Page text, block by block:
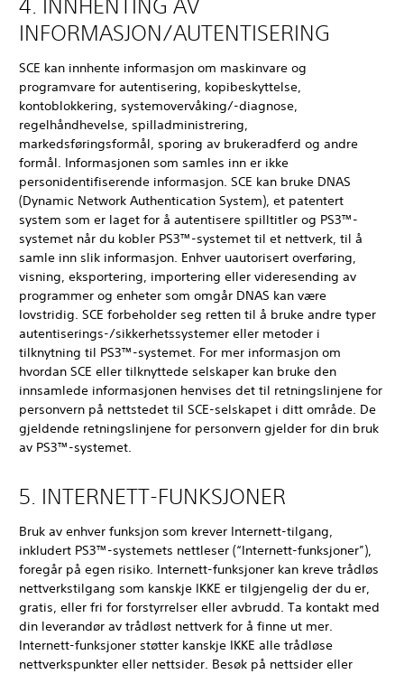
4. INNHENTING AV
INFORMASJON/AUTENTISERING
SCE kan innhente informasjon om maskinvare og
programvare for autentisering, kopibeskyttelse,
kontoblokkering, systemovervåking/-diagnose,
regelhåndhevelse, spilladministrering,
markedsføringsformål, sporing av brukeradferd og andre
formål. Informasjonen som samles inn er ikke
personidentifiserende informasjon. SCE kan bruke DNAS
(Dynamic Network Authentication System), et patentert
system som er laget for å autentisere spilltitler og PS3™-
systemet når du kobler PS3™-systemet til et nettverk, til å
samle inn slik informasjon. Enhver uautorisert overføring,
visning, eksportering, importering eller videresending av
programmer og enheter som omgår DNAS kan være
lovstridig. SCE forbeholder seg retten til å bruke andre typer
autentiserings-/sikkerhetssystemer eller metoder i
tilknytning til PS3™-systemet. For mer informasjon om
hvordan SCE eller tilknyttede selskaper kan bruke den
innsamlede informasjonen henvises det til retningslinjene for
personvern på nettstedet til SCE-selskapet i ditt område. De
gjeldende retningslinjene for personvern gjelder for din bruk
av PS3™-systemet.
5. INTERNETT-FUNKSJONER
Bruk av enhver funksjon som krever Internett-tilgang,
inkludert PS3™-systemets nettleser (“Internett-funksjoner”),
foregår på egen risiko. Internett-funksjoner kan kreve trådløs
nettverkstilgang som kanskje IKKE er tilgjengelig der du er,
gratis, eller fri for forstyrrelser eller avbrudd. Ta kontakt med
din leverandør av trådløst nettverk for å finne ut mer.
Internett-funksjoner støtter kanskje IKKE alle trådløse
nettverkspunkter eller nettsider. Besøk på nettsider eller